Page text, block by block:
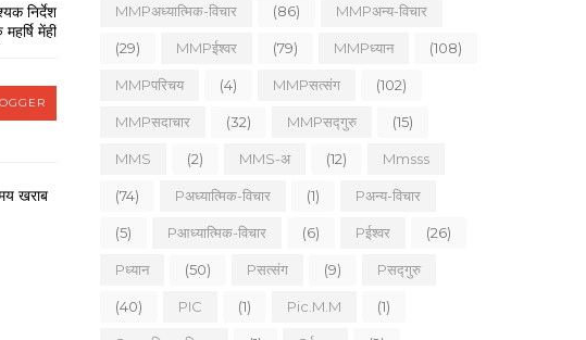
निर्देश
मेंहीं
खराब
MMPअध्यात्मिक-विचार (86) MMPअन्य-विचार
(29) MMPईश्वर (79) MMPध्यान (108)
MMPपरिचय (4) MMPसत्संग (102)
MMPसदाचार (32) MMPसद्गुरु (15)
MMS (2) MMS-अ (12) Mmsss
(74) Pअध्यात्मिक-विचार (1) Pअन्य-विचार
(5) Pआध्यात्मिक-विचार (6) Pईश्वर (26)
Pध्यान (50) Pसत्संग (9) Pसद्गुरु
(40) PIC (1) Pic.m.m (1)